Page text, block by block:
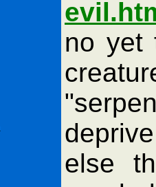
no yet
else